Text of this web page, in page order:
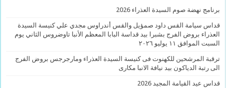
برنامج نهضة صوم السيدة العذراء 2026
قداس سيامة القس داود صمؤيل والقس أندراوس مجدي علي كنيسة السيدة
العذراء بروض الفرج بشبرا بيد قداسة البابا المعظم الأنبا تاوضروس الثاني يوم
السبت الموافق ١١ يوليو ٢٠٢٦
ترقبة المرشحين للكهنوت فى كنيسة السيدة العذراء ومارجرجس بروض الفرج
الى رتبة الدياكون بيد نيافة الانبا مكارى
قداس عيد القيامة المجيد 2026